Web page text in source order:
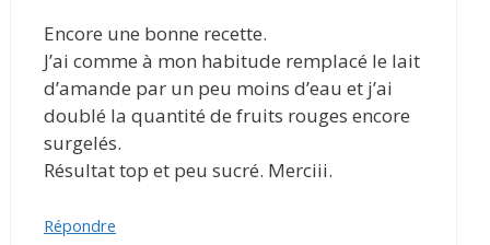
Encore une bonne recette.
J’ai comme à mon habitude remplacé le lait
d’amande par un peu moins d’eau et j’ai
doublé la quantité de fruits rouges encore
surgelés.
Résultat top et peu sucré. Merciii.
Répondre